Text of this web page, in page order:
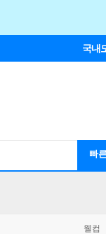
국내
빠
웰컴